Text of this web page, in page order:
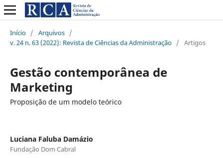
Início / Arquivos /
v. 24 n. 63 (2022): Revista de Ciências da Administração / Artigos
Gestão contemporânea de
Marketing
Proposição de um modelo teórico
Luciana Faluba Damázio
Fundação Dom Cabral